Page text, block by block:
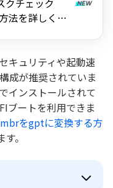
クチェック
法を詳しく解
キュリティや起動速
成が推奨されていま
インストールされて
ブートを利用できま
mbrをgptに変換する方
。